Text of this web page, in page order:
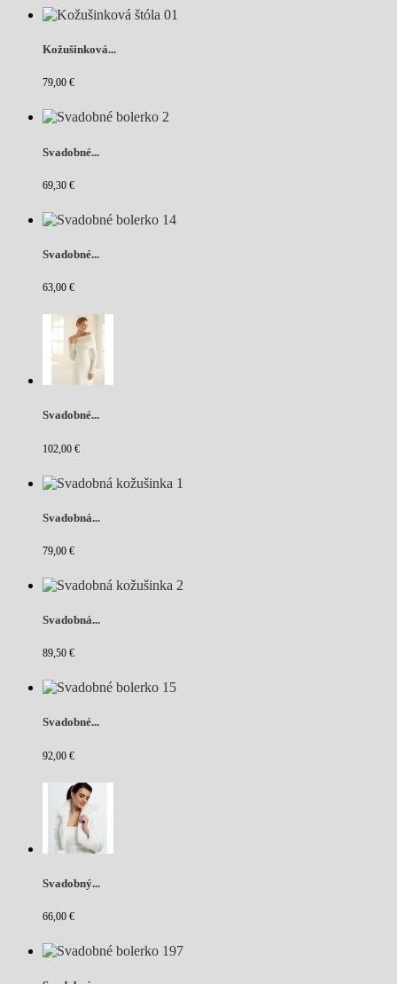
Kožušinková...
79,00 €
Svadobné...
69,30 €
Svadobné...
63,00 €
Svadobné...
102,00 €
Svadobná...
79,00 €
Svadobná...
89,50 €
Svadobné...
92,00 €
Svadobný...
66,00 €